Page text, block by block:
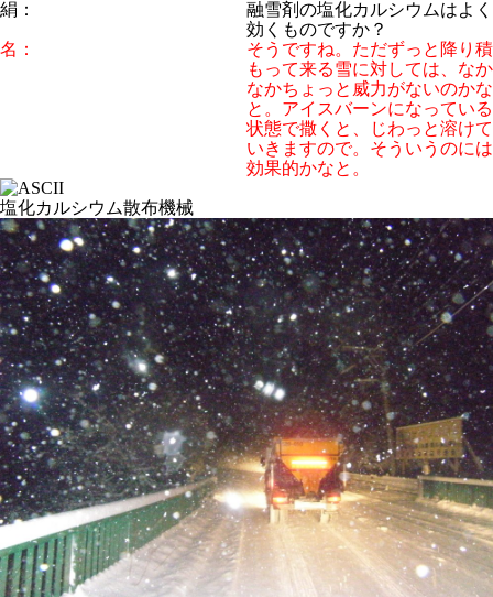
絹：
融雪剤の塩化カルシウムはよく
効くものですか？
名：
そうですね。ただずっと降り積
もって来る雪に対しては、なか
なかちょっと威力がないのかな
と。アイスバーンになっている
状態で撒くと、じわっと溶けて
いきますので。そういうのには
効果的かなと。
塩化カルシウム散布機械